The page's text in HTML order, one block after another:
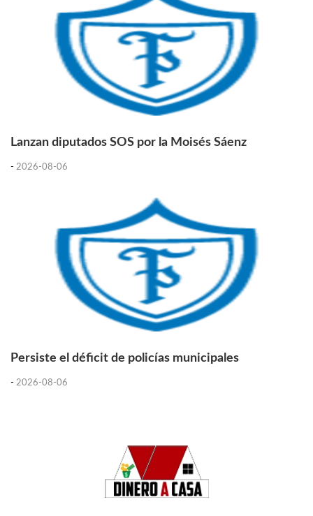
Lanzan diputados SOS por la Moisés Sáenz
- 2026-08-06
Persiste el déficit de policías municipales
- 2026-08-06